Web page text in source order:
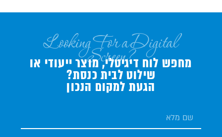
Looking For a Digital
Screen?
מחפש לוח דיגיטלי, מוצר ייעודי או
שילוט לבית כנסת?
הגעת למקום הנכון